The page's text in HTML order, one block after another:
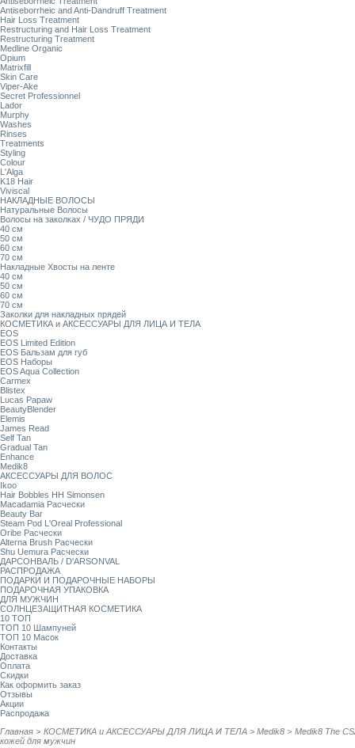
Antiseborrheic and Anti-Dandruff Treatment
Hair Loss Treatment
Restructuring and Hair Loss Treatment
Restructuring Treatment
Medline Organic
Opium
Matrixfill
Skin Care
Viper-Ake
Secret Professionnel
Lador
Murphy
Washes
Rinses
Treatments
Styling
Colour
L'Alga
K18 Hair
Viviscal
НАКЛАДНЫЕ ВОЛОСЫ
Натуральные Волосы
Волосы на заколках / ЧУДО ПРЯДИ
40 см
50 см
60 см
70 см
Накладные Хвосты на ленте
40 см
50 см
60 см
70 см
Заколки для накладных прядей
КОСМЕТИКА и АКСЕССУАРЫ ДЛЯ ЛИЦА И ТЕЛА
EOS
EOS Limited Edition
EOS Бальзам для губ
EOS Наборы
EOS Aqua Collection
Carmex
Blistex
Lucas Papaw
BeautyBlender
Elemis
James Read
Self Tan
Gradual Tan
Enhance
Medik8
АКСЕССУАРЫ ДЛЯ ВОЛОС
Ikoo
Hair Bobbles HH Simonsen
Macadamia Расчески
Beauty Bar
Steam Pod L'Oreal Professional
Oribe Расчески
Alterna Brush Расчески
Shu Uemura Расчески
ДАРСОНВАЛЬ / D'ARSONVAL
РАСПРОДАЖА
ПОДАРКИ И ПОДАРОЧНЫЕ НАБОРЫ
ПОДАРОЧНАЯ УПАКОВКА
ДЛЯ МУЖЧИН
СОЛНЦЕЗАЩИТНАЯ КОСМЕТИКА
10 ТОП
ТОП 10 Шампуней
ТОП 10 Масок
Контакты
Доставка
Оплата
Скидки
Как оформить заказ
Отзывы
Акции
Распродажа
Главная > КОСМЕТИКА и АКСЕССУАРЫ ДЛЯ ЛИЦА И ТЕЛА > Medik8 > Medik8 The
кожей для мужчин